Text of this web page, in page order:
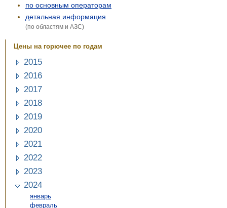
по основным операторам
детальная информация
(по областям и АЗС)
Цены на горючее по годам
2015
2016
2017
2018
2019
2020
2021
2022
2023
2024
январь
февраль